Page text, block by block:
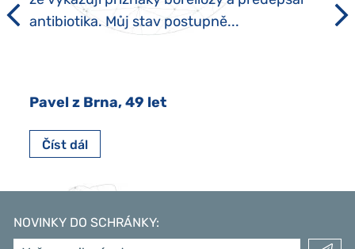
antibiotika. Můj stav postupně...
Pavel z Brna, 49 let
Číst dál
NOVINKY DO SCHRÁNKY: